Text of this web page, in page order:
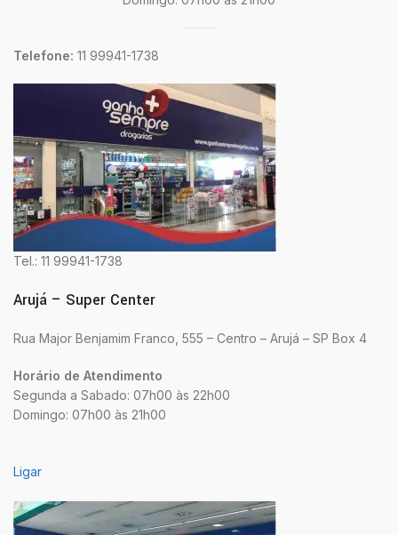
Telefone: 11 99941-1738
Tel.: 11 99941-1738
Arujá – Super Center
Rua Major Benjamim Franco, 555 – Centro – Arujá – SP Box 4
Horário de Atendimento
Segunda a Sabado: 07h00 às 22h00
Domingo: 07h00 às 21h00
Ligar